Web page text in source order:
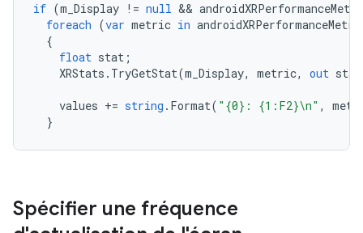
if (m_Display != null &&
foreach (var metric in
{
float stat ;
XRStats . TryGetStat(m_Display, metric, out stat
values += string . Format( "{0}: {1:F2}\n" ,
}
Spécifier une fréquence